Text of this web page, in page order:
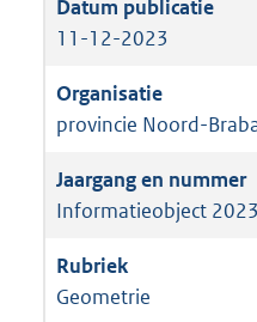
11-12-2023
provincie Noord-
Informatieobject
Geometrie